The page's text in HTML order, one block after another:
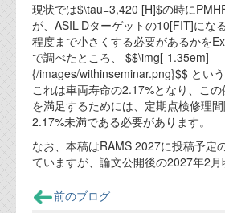
現状では$\tau=3,420 [H]$の時に
が、ASIL-Dターゲットの10[FIT]にな
程度まで小さくする必要があるかを
で調べたところ、 $$\img[-1.35em]
{/images/withinseminar.png}$$ という
これは車両寿命の2.17%となり、こ
を満足するためには、定期点検修理
2.17%未満である必要があります。
なお、本稿はRAMS 2027に投稿予定
ていますが、論文公開後の2027年2月
前のブログ